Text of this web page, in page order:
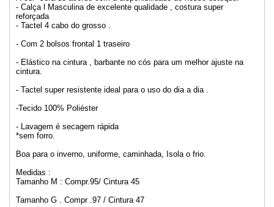
- Calça l Masculina de excelente qualidade , costura super
reforçada
- Tactel 4 cabo do grosso .
- Com 2 bolsos frontal 1 traseiro
- Elástico na cintura , barbante no cós para um melhor ajuste na
cintura.
- Tactel super resistente ideal para o uso do dia a dia .
-Tecido 100% Poliéster
- Lavagem é secagem rápida
*sem forro.
Boa para o inverno, uniforme, caminhada, Isola o frio.
Medidas :
Tamanho M : Compr.95/ Cintura 45
Tamanho G . Compr .97 / Cintura 47